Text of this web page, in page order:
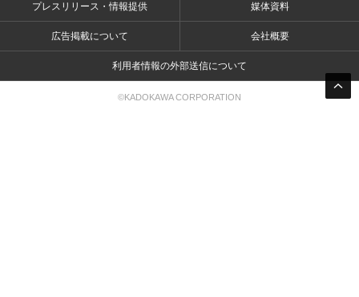
プレスリリース・情報提供 媒体資料
広告掲載について 会社概要
利用者情報の外部送信について
©KADOKAWA CORPORATION